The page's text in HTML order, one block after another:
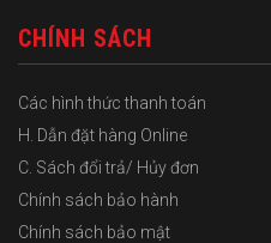
CHÍNH SÁCH
Các hình thức thanh toán
H. Dẫn đặt hàng Online
C. Sách đổi trả/ Hủy đơn
Chính sách bảo hành
Chính sách bảo mật